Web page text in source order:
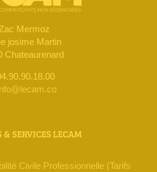
Mermoz
josime Martin
Chateaurenard
& SERVICES LECAM
Civile Professionnelle (Tarifs